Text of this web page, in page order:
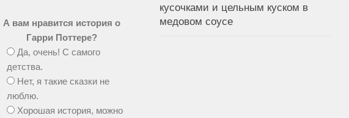
кусочками и цельным куском в
медовом соусе
А вам нравится история о
Гарри Поттере?
Да, очень! С самого
детства.
Нет, я такие сказки не
люблю.
Хорошая история, можно